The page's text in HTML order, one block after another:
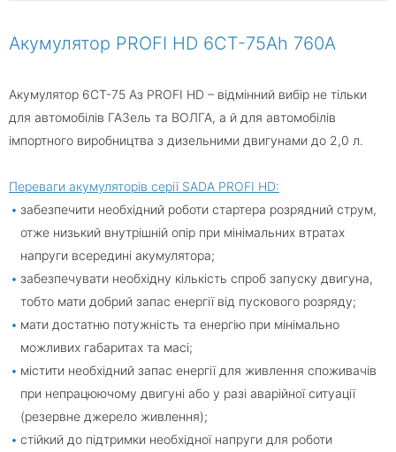
Акумулятор PROFI HD 6CT-75Ah 760A
Акумулятор 6СТ-75 Аз PROFI HD – відмінний вибір не тільки
для автомобілів ГАЗель та ВОЛГА, а й для автомобілів
імпортного виробництва з дизельними двигунами до 2,0 л.
Переваги акумуляторів серії SADA PROFI HD:
забезпечити необхідний роботи стартера розрядний струм,
отже низький внутрішній опір при мінімальних втратах
напруги всередині акумулятора;
забезпечувати необхідну кількість спроб запуску двигуна,
тобто мати добрий запас енергії від пускового розряду;
мати достатню потужність та енергію при мінімально
можливих габаритах та масі;
містити необхідний запас енергії для живлення споживачів
при непрацюючому двигуні або у разі аварійної ситуації
(резервне джерело живлення);
стійкий до підтримки необхідної напруги для роботи